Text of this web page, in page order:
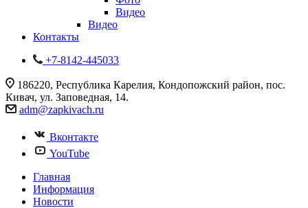
Видео
Видео
Контакты
+7-8142-445033
186220, Республика Карелия, Кондопожский район, пос.
Кивач, ул. Заповедная, 14.
adm@zapkivach.ru
Вконтакте
YouTube
Главная
Информация
Новости